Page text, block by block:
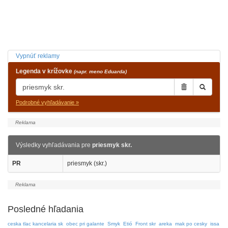
Vypnúť reklamy
Legenda v krížovke (napr. meno Eduarda)
Podrobné vyhľadávanie »
Výsledky vyhľadávania pre priesmyk skr.
PR priesmyk (skr.)
Posledné hľadania
ceska tlac kancelaria sk obec pri galante Smyk Etió Front skr areka mak po cesky issa